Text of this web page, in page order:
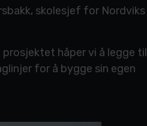
skolesjef for Nordviks
håper vi å legge til
for å bygge sin egen